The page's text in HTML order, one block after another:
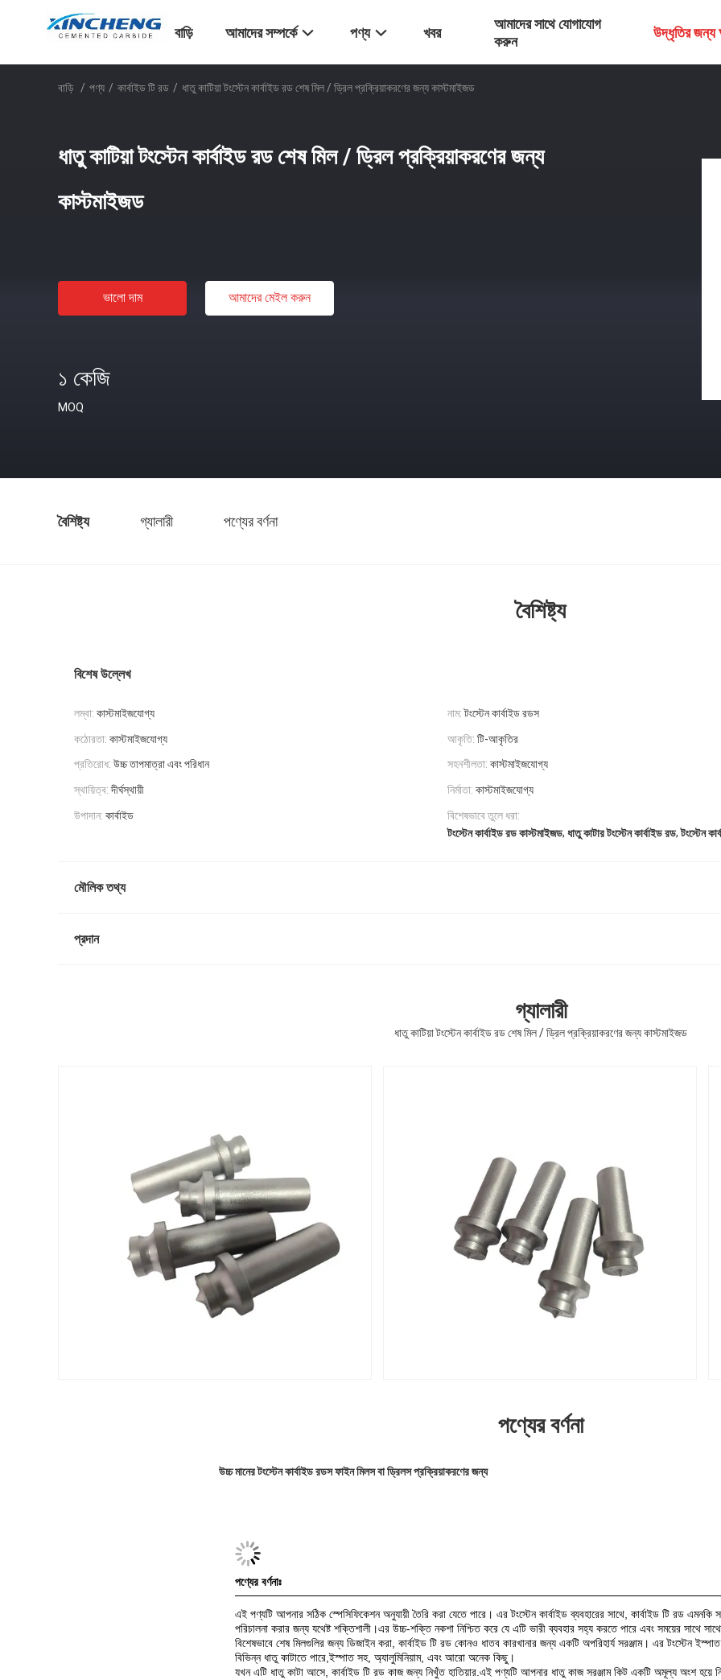
বাড়ি আমাদের সম্পর্কে পণ্য খবর
আমাদের সাথে যোগাযোগ
করুন
উদ্ধৃতির জন্য
বাড়ি / পণ্য / কার্বাইড টি রড / ধাতু কাটিয়া টংস্টেন কার্বাইড রড শেষ মিল / ড্রিল প্রক্রিয়াকরণের জন্য কাস্টমাইজড
ধাতু কাটিয়া টংস্টেন কার্বাইড রড শেষ মিল / ড্রিল প্রক্রিয়াকরণের জন্য
কাস্টমাইজড
ভালো দাম আমাদের মেইল ​​করুন
১ কেজি
MOQ
বৈশিষ্ট্য গ্যালারী পণ্যের বর্ণনা
বৈশিষ্ট্য
বিশেষ উল্লেখ
লম্বা: কাস্টমাইজযোগ্য নাম: টংস্টেন কার্বাইড রডস
কঠোরতা: কাস্টমাইজযোগ্য আকৃতি: টি-আকৃতির
প্রতিরোধ: উচ্চ তাপমাত্রা এবং পরিধান সহনশীলতা: কাস্টমাইজযোগ্য
স্থায়িত্ব: দীর্ঘস্থায়ী নির্মাতা: কাস্টমাইজযোগ্য
উপাদান: কার্বাইড
বিশেষভাবে তুলে ধরা:
টংস্টেন কার্বাইড রড কাস্টমাইজড, ধাতু কাটার টংস্টেন কার্বাইড রড,টংস্টেন
মৌলিক তথ্য
প্রদান
গ্যালারী
ধাতু কাটিয়া টংস্টেন কার্বাইড রড শেষ মিল / ড্রিল প্রক্রিয়াকরণের জন্য কাস্টমাইজড
পণ্যের বর্ণনা
উচ্চ মানের টংস্টেন কার্বাইড রডস ফাইন মিলস বা ড্রিলস প্রক্রিয়াকরণের জন্য
পণ্যের বর্ণনাঃ
এই পণ্যটি আপনার সঠিক স্পেসিফিকেশন অনুযায়ী তৈরি করা যেতে পারে। এর টংস্টেন কার্বাইড ব্যবহারের সাথে, কার্বাইড টি রড এমনকি
পরিচালনা করার জন্য যথেষ্ট শক্তিশালী।এর উচ্চ-শক্তি নকশা নিশ্চিত করে যে এটি ভারী ব্যবহার সহ্য করতে পারে এবং সময়ের সাথে
বিশেষভাবে শেষ মিলগুলির জন্য ডিজাইন করা, কার্বাইড টি রড কোনও ধাতব কারখানার জন্য একটি অপরিহার্য সরঞ্জাম। এর টংস্টেন ইস্পাত
বিভিন্ন ধাতু কাটাতে পারে,ইস্পাত সহ, অ্যালুমিনিয়াম, এবং আরো অনেক কিছু।
যখন এটি ধাতু কাটা আসে, কার্বাইড টি রড কাজ জন্য নিখুঁত হাতিয়ার.এই পণ্যটি আপনার ধাতু কাজ সরঞ্জাম কিট একটি অমূল্য অংশ হয়ে